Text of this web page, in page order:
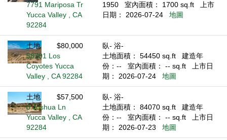
7791 Mariposa Tr
Yucca Valley , CA
92284
1950
室內面積： 1700 sq.ft
上市
日期： 2026-07-24
地圖
土地
$80,000
58701 Los
Coyotes Yucca
Valley , CA 92284
臥- 浴-
土地面積： 54450 sq.ft
建造年
份：--
室內面積： -- sq.ft
上市日
期： 2026-07-24
地圖
土地
$57,500
0 Joshua Ln
Yucca Valley , CA
92284
臥- 浴-
土地面積： 84070 sq.ft
建造年
份：--
室內面積： -- sq.ft
上市日
期： 2026-07-23
地圖